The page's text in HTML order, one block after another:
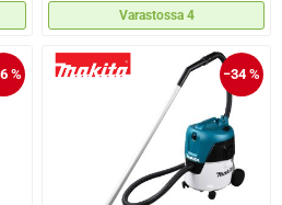
Varastossa 4
% −34 %